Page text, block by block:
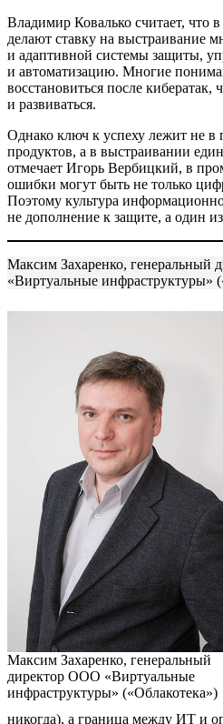
Владимир Ковалько считает, что
делают ставку на выстраивание
и адаптивной системы защиты,
и автоматизацию. Многие
восстановиться после кибератак,
и развиваться.
Однако ключ к успеху лежит не в
продуктов, а в выстраивании
отмечает Игорь Вербицкий, в
ошибки могут быть не только
Поэтому культура
не дополнение к защите, а один
Максим Захаренко, генеральный
«Виртуальные инфраструктуры»
Максим Захаренко, генеральный
директор ООО «Виртуальные
инфраструктуры» («Облакотека»)
никогда), а граница между ИТ и